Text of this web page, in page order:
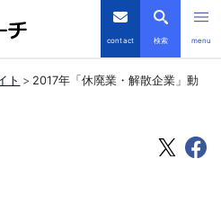
contact 検索 menu
ト
2017年「休廃業・解散企業」動